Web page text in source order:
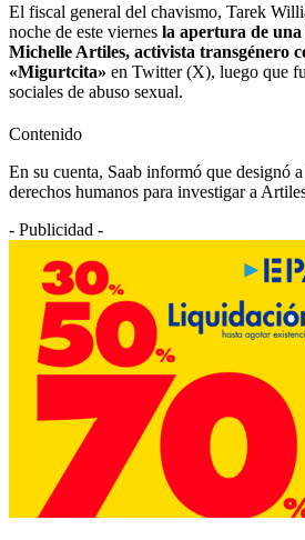
El fiscal general del chavismo, Tarek
noche de este viernes la apertura de
Michelle Artiles, activista transgénero
«Migurtcita» en Twitter (X), luego que
sociales de abuso sexual.
Contenido
En su cuenta, Saab informó que designó
derechos humanos para investigar a
- Publicidad -